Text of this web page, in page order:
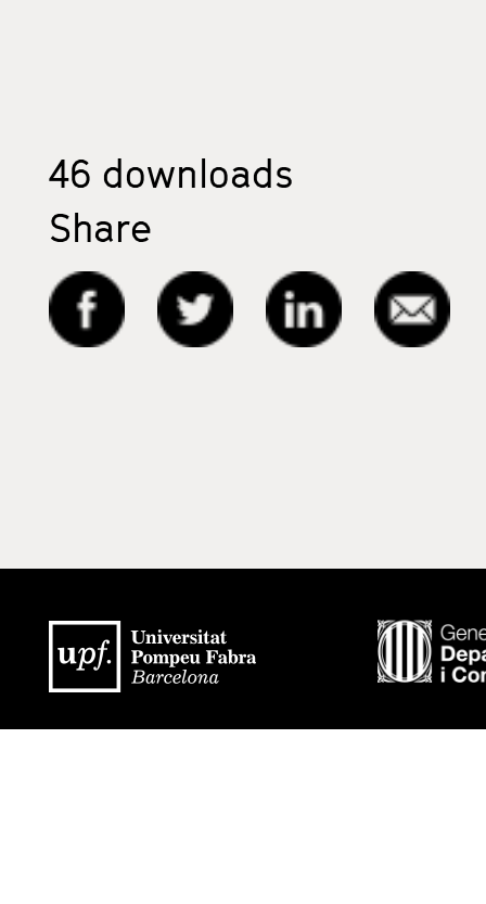
46 downloads
Share